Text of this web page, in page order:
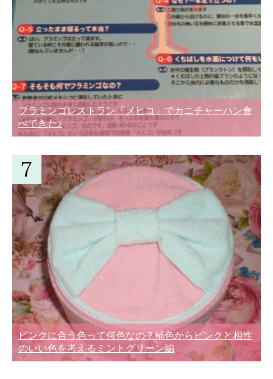
フラミンゴレストラン「メヒコ」でカニチャーハン食
べてきた♪
ピンクに合う色って何色なの？補色からピンクと相性
のいい色を考えるミントグリーン編